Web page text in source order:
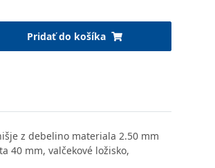
Pridať do košíka
z debelino materiala 2.50 mm
40 mm, valčekové ložisko,